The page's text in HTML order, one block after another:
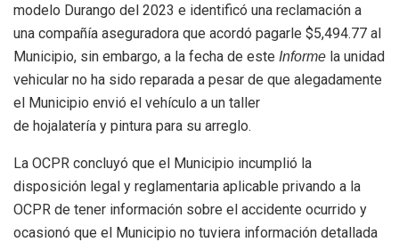
modelo Durango del 2023 e identificó una reclamación a
una compañía aseguradora que acordó pagarle $5,494.77 al
Municipio, sin embargo, a la fecha de este Informe la unidad
vehicular no ha sido reparada a pesar de que alegadamente
el Municipio envió el vehículo a un taller
de hojalatería y pintura para su arreglo.
La OCPR concluyó que el Municipio incumplió la
disposición legal y reglamentaria aplicable privando a la
OCPR de tener información sobre el accidente ocurrido y
ocasionó que el Municipio no tuviera información detallada